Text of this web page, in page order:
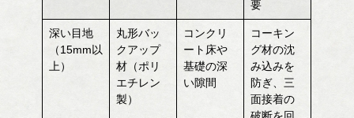
要
深い目地
（15mm以
上）
丸形バッ
クアップ
材（ポリ
エチレン
製）
コンクリ
ート床や
基礎の深
い隙間
コーキン
グ材の沈
み込みを
防ぎ、三
面接着の
破断を回